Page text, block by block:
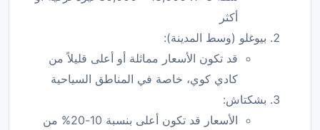
أكثر
بيوغلو (وسط المدينة):
قد تكون الأسعار مماثلة أو أعلى قليلاً من
كادي كوي، خاصة في المناطق السياحية
بشكتاش:
الأسعار قد تكون أعلى بنسبة 10-20% من